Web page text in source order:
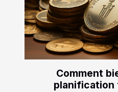
Comment
planification